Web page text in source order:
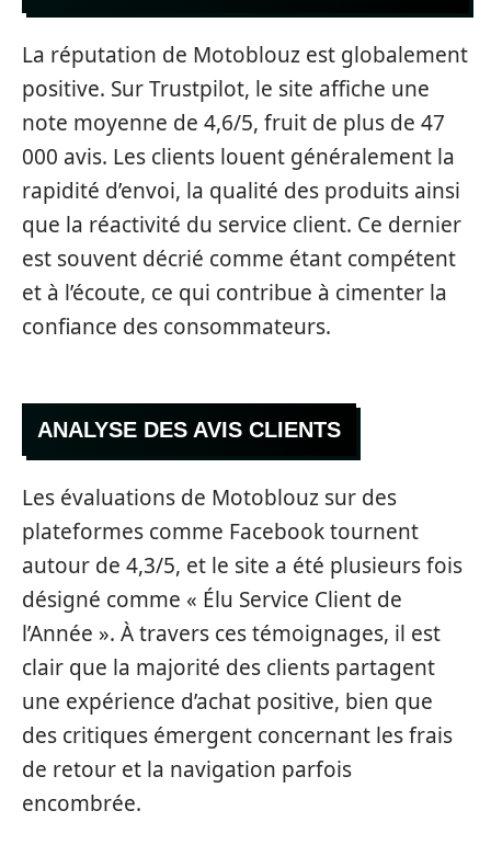
La réputation de Motoblouz est globalement
positive. Sur Trustpilot, le site affiche une
note moyenne de 4,6/5, fruit de plus de 47
000 avis. Les clients louent généralement la
rapidité d’envoi, la qualité des produits ainsi
que la réactivité du service client. Ce dernier
est souvent décrié comme étant compétent
et à l’écoute, ce qui contribue à cimenter la
confiance des consommateurs.
ANALYSE DES AVIS CLIENTS
Les évaluations de Motoblouz sur des
plateformes comme Facebook tournent
autour de 4,3/5, et le site a été plusieurs fois
désigné comme « Élu Service Client de
l’Année ». À travers ces témoignages, il est
clair que la majorité des clients partagent
une expérience d’achat positive, bien que
des critiques émergent concernant les frais
de retour et la navigation parfois
encombrée.